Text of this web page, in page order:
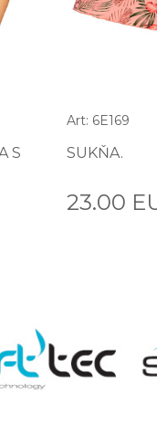
S
Art: 6E169
SUKŇA.
23.00